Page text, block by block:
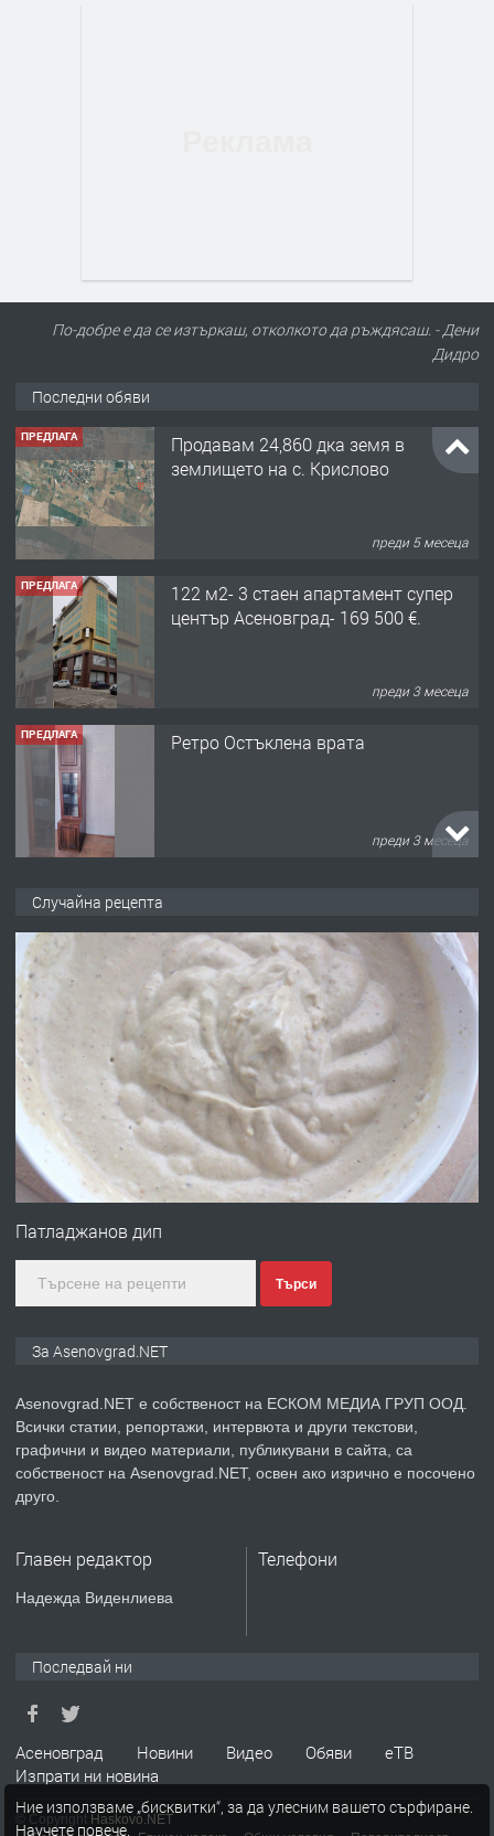
По-добре е да се изтъркаш, отколкото да ръждясаш. - Дени
Дидро
Последни обяви
ПРЕДЛАГА
Продавам 24,860 дка земя в
землището на с. Крислово
преди 5 месеца
ПРЕДЛАГА
122 м2- 3 стаен апартамент супер
център Асеновград- 169 500 €.
преди 3 месеца
ПРЕДЛАГА Ретро Остъклена врата
преди 3 месеца
преди 10 месеца
Професионална броячна машина -
със сертификат от ЕЦБ
преди 1 година
ПРЕДЛАГА
Професионална зеленчукорезачка
преди 2 години
ПРЕДЛАГА
Давам индивидуалани уроци по
ремонт на покриви
ПРЕДЛАГА
Висококачествени Целофанови
Пликове - СКОРПИОПЛАСТ
Случайна рецепта
Патладжанов дип
Търси
За Asenovgrad.NET
Asenovgrad.NET е собственост на ЕСКОМ МЕДИА ГРУП ООД.
Всички статии, репортажи, интервюта и други текстови,
графични и видео материали, публикувани в сайта, са
собственост на Asenovgrad.NET, освен ако изрично е посочено
друго.
Главен редактор
Надежда Виденлиева
Телефони
Последвай ни
Асеновград Новини Видео Обяви
еТВ
Изпрати ни новина
© Copyright Haskovo.NET
Ние използваме „бисквитки“, за да улесним вашето сърфиране.
Научете повече.